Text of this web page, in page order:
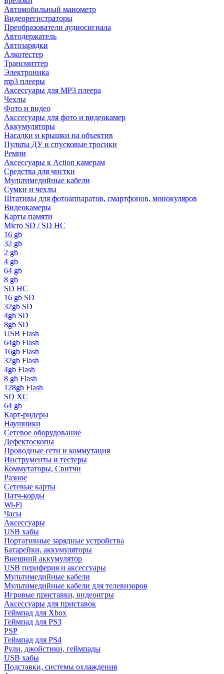
Автомобильный манометр
Видеорегистраторы
Преобразователи аудиосигнала
Автодержатель
Автозарядки
Алкотестер
Трансмиттер
Электроника
mp3 плееры
Аксессуары для MP3 плеера
Чехлы
Фото и видео
Акссесуары для фото и видеокамер
Аккумуляторы
Насадки и крышки на объектив
Пульты ДУ и спусковые тросики
Ремни
Аксессуары к Action камерам
Средства для чистки
Мультимедийные кабели
Сумки и чехлы
Штативы для фотоаппаратов, смартфонов, монокуляров
Видеокамеры
Карты памяти
Micro SD / SD HC
16 gb
32 gb
2 gb
4 gb
64 gb
8 gb
SD HC
16 gb SD
32gb SD
4gb SD
8gb SD
USB Flash
64gb Flash
16gb Flash
32gb Flash
4gb Flash
8 gb Flash
128gb Flash
SD XC
64 gb
Карт-ридеры
Наушники
Сетевое оборудование
Дефектоскопы
Проводные сети и коммутация
Инструменты и тестеры
Коммутаторы, Свитчи
Разное
Сетевые карты
Патч-корды
Wi-Fi
Часы
Аксессуары
USB хабы
Портативные зарядные устройства
Батарейки, аккумуляторы
Внешний аккумулятор
USB периферия и аксессуары
Мультимедийные кабели
Мультимедийные кабели для телевизоров
Игровые приставки, видеоигры
Аксессуары для приставок
Геймпад для Xbox
Геймпад для PS3
PSP
Геймпад для PS4
Рули, джойстики, геймпады
USB хабы
Подставки, системы охлаждения